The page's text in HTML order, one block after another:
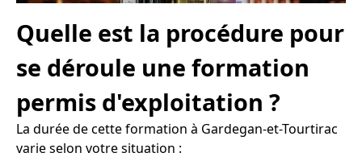
Quelle est la procédure pour
se déroule une formation
permis d'exploitation ?
La durée de cette formation à Gardegan-et-Tourtirac
varie selon votre situation :